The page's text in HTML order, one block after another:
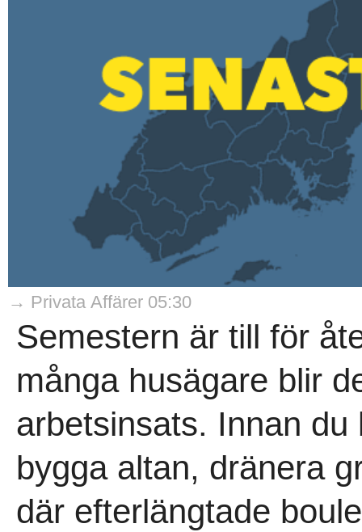
→ Privata Affärer 05:30
Semestern är till för
många husägare blir
arbetsinsats. Innan
bygga altan, dränera
där efterlängtade